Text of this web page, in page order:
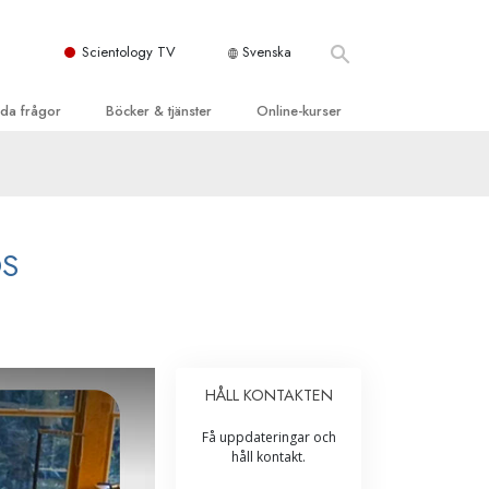
Scientology TV Svenska
frågor
organisationer
Böcker & tjänster Online-kurser
Integritet och ärlighet
Äktenskap
Den emotionella Tonskalan
HÅLL KONTAKTEN
Få uppdateringar och
håll kontakt.